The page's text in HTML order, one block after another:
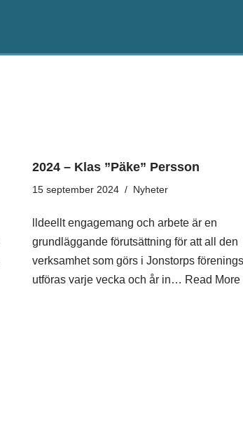
2024 – Klas ”Päke” Persson
15 september 2024 Nyheter
lldeellt engagemang och arbete är en
grundläggande förutsättning för att all den
verksamhet som görs i Jonstorps
utföras varje vecka och år in… Read More